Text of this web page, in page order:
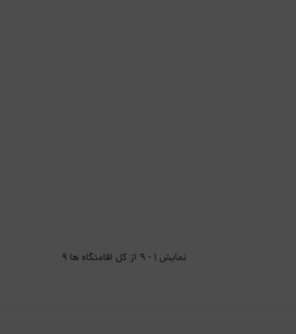
نمایش 1 - 9 از کل اقامتگاه ها 9